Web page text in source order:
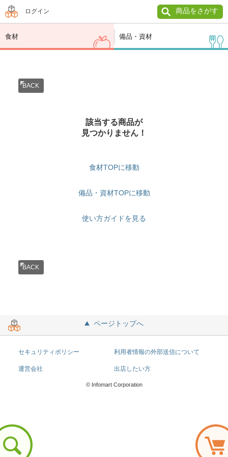
ログイン 商品をさがす
食材 備品・資材
BACK
該当する商品が
見つかりません！
食材TOPに移動
備品・資材TOPに移動
使い方ガイドを見る
BACK
ページトップへ
セキュリティポリシー 利用者情報の外部送信について
運営会社 出店したい方
© Infomart Corporation